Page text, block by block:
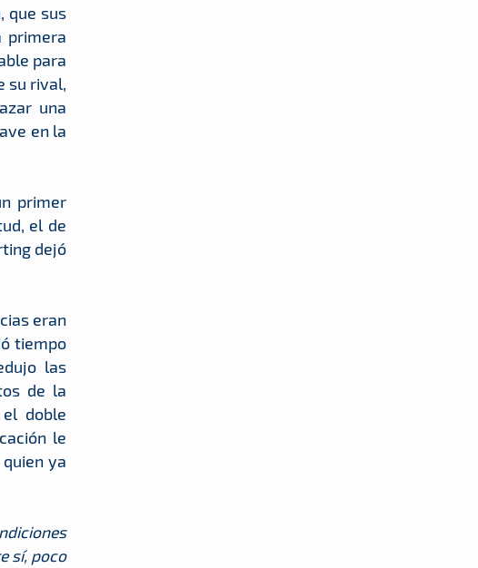
que sus
primera
para
su rival,
una
en la
primer
el de
dejó
eran
tiempo
las
de la
doble
le
ya
sí, poco